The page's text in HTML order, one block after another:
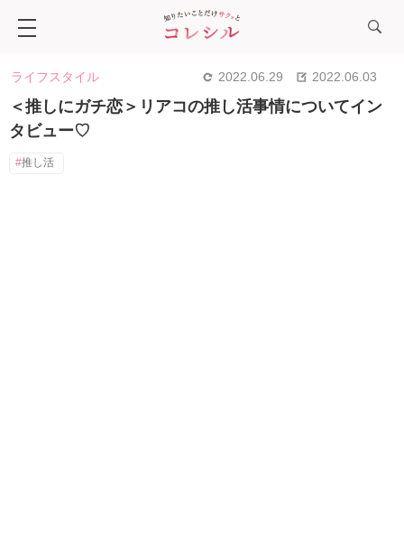
ライフスタイル 2022.06.29 2022.06.03
＜推しにガチ恋＞リアコの推し活事情についてイン
タビュー♡
推し活